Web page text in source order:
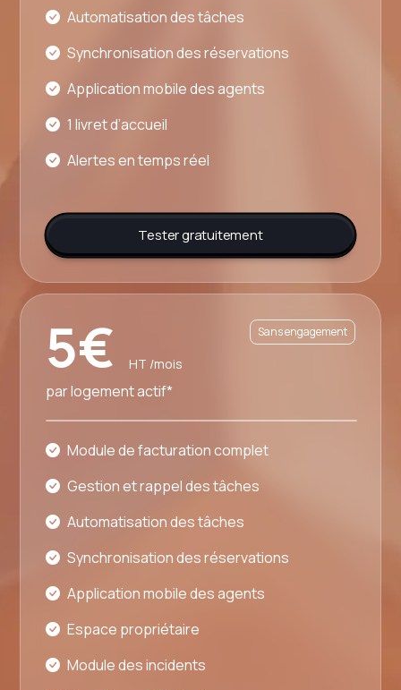
Automatisation des tâches
Synchronisation des réservations
Application mobile des agents
1 livret d’accueil
Alertes en temps réel
Tester gratuitement
5€ HT /mois
Sans engagement
par logement actif*
Module de facturation complet
Gestion et rappel des tâches
Automatisation des tâches
Synchronisation des réservations
Application mobile des agents
Espace propriétaire
Module des incidents